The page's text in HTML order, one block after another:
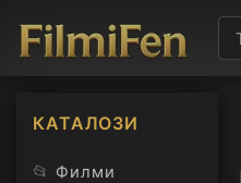
КАТАЛОЗИ
📂 Филми